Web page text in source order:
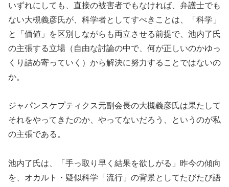
いずれにしても、直接の被害者でもなければ、弁護士でも
ない大槻義彦氏が、科学者としてすべきことは、「科学」
と「価値」を区別しながらも両立させる前提で、池内了氏
の主張する立場（自由な討論の中で、何が正しいのかゆっ
くり詰め寄っていく）から解決に努力することではないの
か。
ジャパンスケプティクス元副会長の大槻義彦氏は果たして
それをやってきたのか、やってないだろう、というのが私
の主張である。
池内了氏は、「手っ取り早く結果を欲しがる」昨今の傾向
を、オカルト・疑似科学「流行」の背景としてたびたび語